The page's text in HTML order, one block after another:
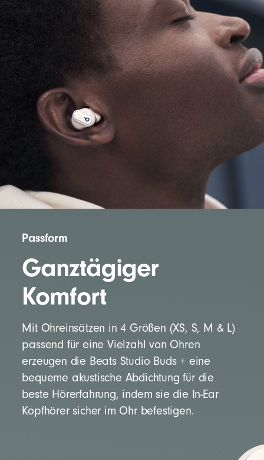
Passform
Ganztägiger
Komfort
Mit Ohreinsätzen in 4 Größen (XS, S, M & L)
passend für eine Vielzahl von Ohren
erzeugen die Beats Studio Buds + eine
bequeme akustische Abdichtung für die
beste Hörerfahrung, indem sie die In-Ear
Kopfhörer sicher im Ohr befestigen.